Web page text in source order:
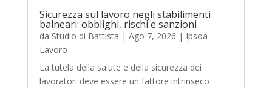
Sicurezza sul lavoro negli stabilimenti
balneari: obblighi, rischi e sanzioni
da Studio di Battista | Ago 7, 2026 | Ipsoa -
Lavoro
La tutela della salute e della sicurezza dei
lavoratori deve essere un fattore intrinseco